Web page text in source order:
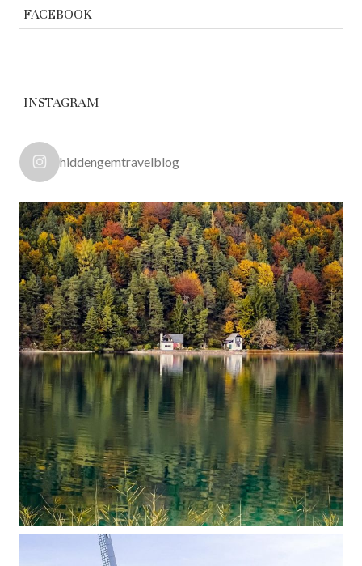
FACEBOOK
INSTAGRAM
hiddengemtravelblog